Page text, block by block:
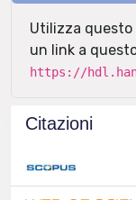
Utilizza
un link a
https://
Citazioni